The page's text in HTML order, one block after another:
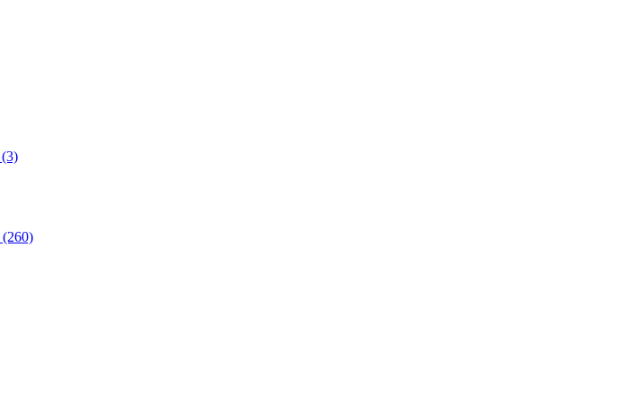
(3)
(260)